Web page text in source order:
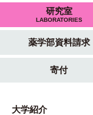
研究室
LABORATORIES
薬学部資料請求
寄付
大学紹介